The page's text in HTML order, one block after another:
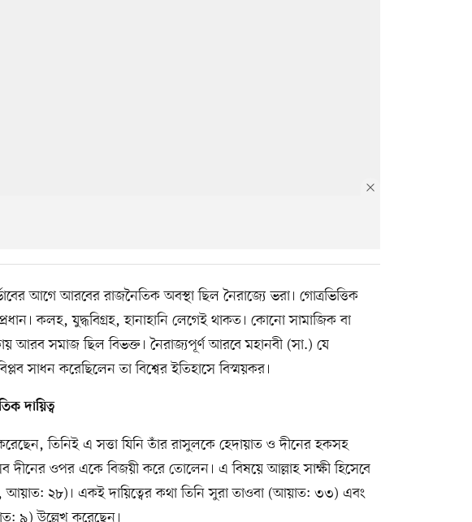
আগে আরবের রাজনৈতিক অবস্থা ছিল নৈরাজ্যে ভরা। গোত্রভিত্তিক
কলহ, যুদ্ধবিগ্রহ, হানাহানি লেগেই থাকত। কোনো সামাজিক বা
আরব সমাজ ছিল বিভক্ত। নৈরাজ্যপূর্ণ আরবে মহানবী (সা.) যে
সাধন করেছিলেন তা বিশ্বের ইতিহাসে বিস্ময়কর।
দায়িত্ব
তিনিই এ সত্তা যিনি তাঁর রাসুলকে হেদায়াত ও দীনের হকসহ
দীনের ওপর একে বিজয়ী করে তোলেন। এ বিষয়ে আল্লাহ সাক্ষী হিসেবে
২৮)। একই দায়িত্বের কথা তিনি সুরা তাওবা (আয়াত: ৩৩) এবং
৯) উল্লেখ করেছেন।